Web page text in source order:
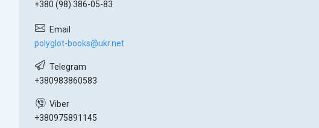
+380 (98) 386-05-83
polyglot-books@ukr.net
+380983860583
+380975891145